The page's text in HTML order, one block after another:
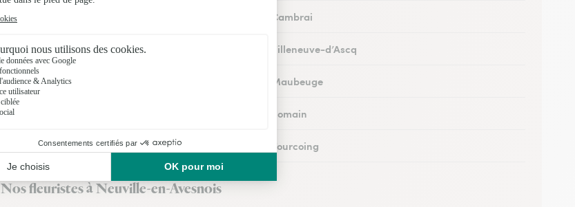
Fleuristes à Cambrai
Fleuristes à Villeneuve-d’Ascq
Fleuristes à Maubeuge
Fleuristes à Somain
Fleuristes à Tourcoing
Fleuristes à Loos
Nos fleuristes à Neuville-en-Avesnois